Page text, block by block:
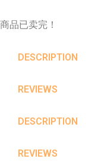
商品已卖完！
DESCRIPTION
REVIEWS
DESCRIPTION
REVIEWS